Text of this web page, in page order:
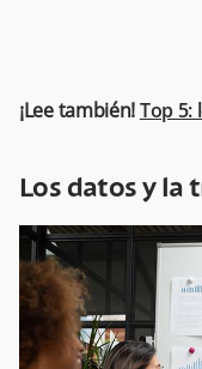
¡Lee también!Top 5:
Los datos y la